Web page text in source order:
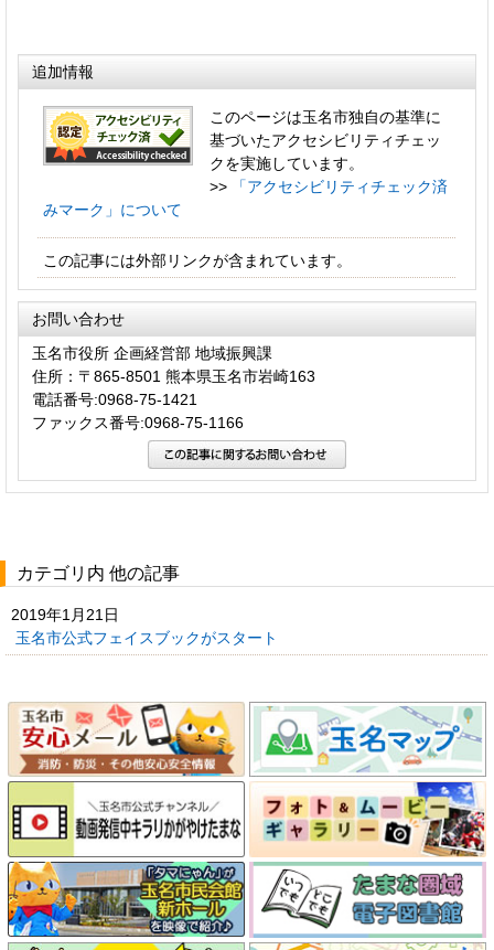
追加情報
このページは玉名市独自の基準に
基づいたアクセシビリティチェッ
クを実施しています。
>>
「アクセシビリティチェック済
みマーク」について
この記事には外部リンクが含まれています。
お問い合わせ
玉名市役所 企画経営部 地域振興課
住所：〒865-8501 熊本県玉名市岩崎163
電話番号:0968-75-1421
ファックス番号:0968-75-1166
カテゴリ内 他の記事
2019年1月21日
玉名市公式フェイスブックがスタート